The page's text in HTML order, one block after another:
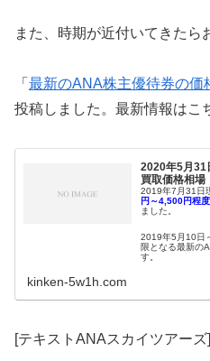
また、時期が近付いてきたら
「 最新のANA株主優待券の価
投稿しました。最新情報はこ
2020年5月31
買取価格相場
2019年7月31日
円～4,500円程度
ました。
2019年5月10日
限となる最新の
す。
2019年5月11日
です。
kinken-5w1h.com
[テキストANAスカイツアーズ]